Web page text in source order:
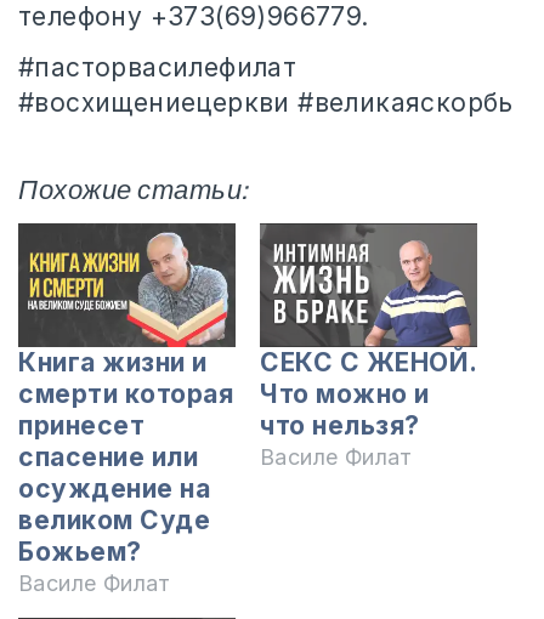
телефону +373(69)966779.
#пасторвасилефилат
#восхищениецеркви #великаяскорбь
Похожие статьи:
Книга жизни и
смерти которая
принесет
спасение или
осуждение на
великом Суде
Божьем?
Василе Филат
СЕКС С ЖЕНОЙ.
Что можно и
что нельзя?
Василе Филат